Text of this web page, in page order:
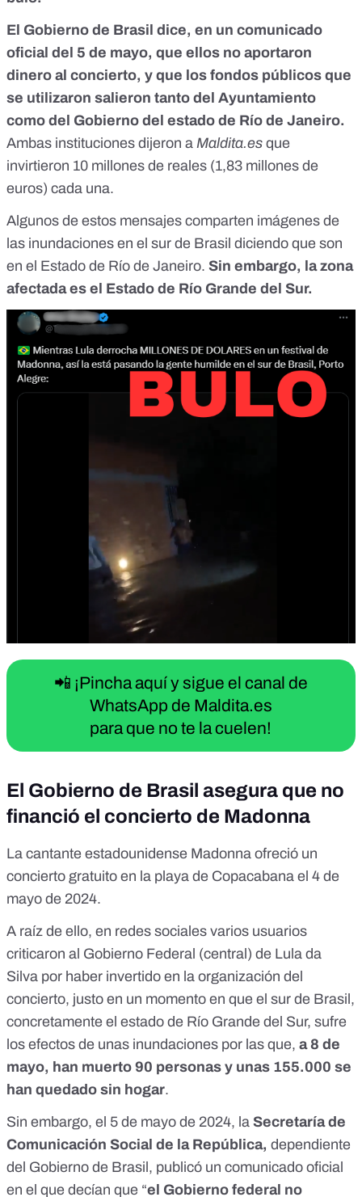
El Gobierno de Brasil dice, en un comunicado
oficial del 5 de mayo, que ellos no aportaron
dinero al concierto, y que los fondos públicos que
se utilizaron salieron tanto del Ayuntamiento
como del Gobierno del estado de Río de Janeiro.
Ambas instituciones dijeron a Maldita.es que
invirtieron 10 millones de reales (1,83 millones de
euros) cada una.
Algunos de estos mensajes comparten imágenes de
las inundaciones en el sur de Brasil diciendo que son
en el Estado de Río de Janeiro. Sin embargo, la zona
afectada es el Estado de Río Grande del Sur.
📲 ¡Pincha aquí y sigue el canal de
WhatsApp de Maldita.es
para que no te la cuelen!
El Gobierno de Brasil asegura que no
financió el concierto de Madonna
La cantante estadounidense Madonna ofreció un
concierto gratuito en la playa de Copacabana el 4 de
mayo de 2024.
A raíz de ello, en redes sociales varios usuarios
criticaron al Gobierno Federal (central) de Lula da
Silva por haber invertido en la organización del
concierto, justo en un momento en que el sur de Brasil,
concretamente el estado de Río Grande del Sur, sufre
los efectos de unas inundaciones por las que, a 8 de
mayo, han muerto 90 personas y unas 155.000 se
han quedado sin hogar.
Sin embargo, el 5 de mayo de 2024, la Secretaría de
Comunicación Social de la República, dependiente
del Gobierno de Brasil, publicó un comunicado oficial
en el que decían que “el Gobierno federal no